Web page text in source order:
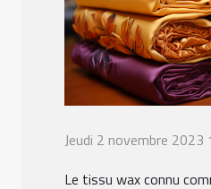
Jeudi 2 novembre 2023
Le tissu wax connu